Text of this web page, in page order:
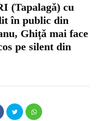
(Tapalagǎ) cu
în public din
Ghițǎ mai face
pe silent din